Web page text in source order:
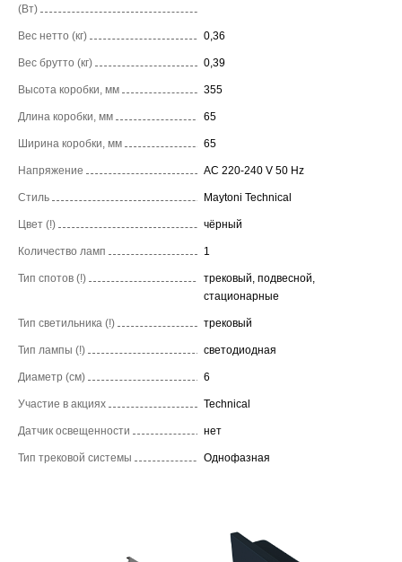
(Вт)
Вес нетто (кг) 0,36
Вес брутто (кг) 0,39
Высота коробки, мм 355
Длина коробки, мм 65
Ширина коробки, мм 65
Напряжение AC 220-240 V 50 Hz
Стиль Maytoni Technical
Цвет (!) чёрный
Количество ламп 1
Тип спотов (!)
трековый, подвесной,
стационарные
Тип светильника (!) трековый
Тип лампы (!) светодиодная
Диаметр (см) 6
Участие в акциях Technical
Датчик освещенности нет
Тип трековой системы Однофазная